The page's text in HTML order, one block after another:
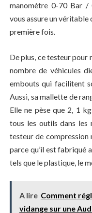
manomètre 0-70 Bar /
vous assure un
première fois.
De plus, ce testeur pour
nombre de véhicules
embouts qui facilitent
Aussi, sa mallette de
Elle ne pèse que 2, 1
tous les outils dans les
testeur de
parce qu’il est fabriqué
tels que le plastique, le
A lire Comment
vidange sur une